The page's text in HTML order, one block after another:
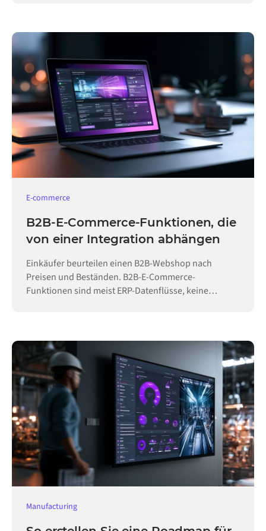
E-commerce
B2B-E-Commerce-Funktionen, die
von einer Integration abhängen
Einkäufer beurteilen einen B2B-Webshop nach
Preisen und Beständen. B2B-E-Commerce-
Funktionen sind meist ERP-Datenflüsse, keine
Manufacturing